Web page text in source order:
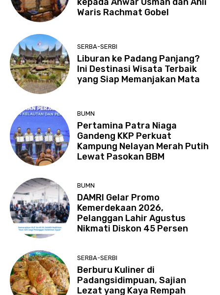
Waris Rachmat Gobel
SERBA-SERBI
Liburan ke Padang Panjang?
Ini Destinasi Wisata Terbaik
yang Siap Memanjakan Mata
BUMN
Pertamina Patra Niaga
Gandeng KKP Perkuat
Kampung Nelayan Merah Putih
Lewat Pasokan BBM
BUMN
DAMRI Gelar Promo
Kemerdekaan 2026,
Pelanggan Lahir Agustus
Nikmati Diskon 45 Persen
SERBA-SERBI
Berburu Kuliner di
Padangsidimpuan, Sajian
Lezat yang Kaya Rempah